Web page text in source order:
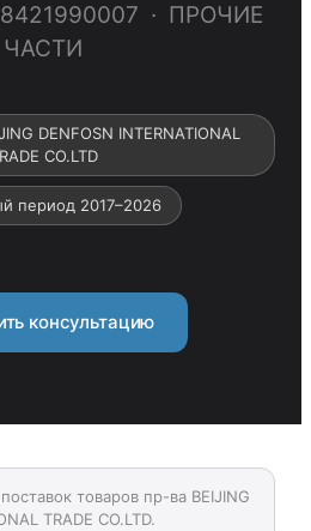
· ПРОЧИЕ
ЧАСТИ
DENFOSN INTERNATIONAL
CO.LTD
период 2017–2026
консультацию
товаров пр-ва BEIJING
TRADE CO.LTD.